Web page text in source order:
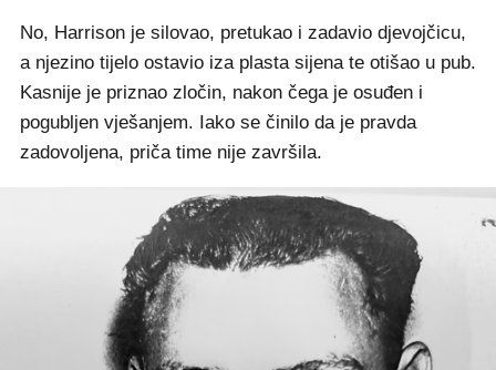
No, Harrison je silovao, pretukao i zadavio djevojčicu,
a njezino tijelo ostavio iza plasta sijena te otišao u pub.
Kasnije je priznao zločin, nakon čega je osuđen i
pogubljen vješanjem. Iako se činilo da je pravda
zadovoljena, priča time nije završila.